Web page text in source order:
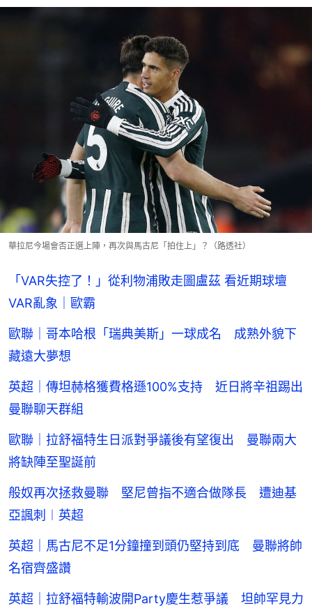
華拉尼今場會否正選上陣，再次與馬古尼「拍住上」？（路透社）
「VAR失控了！」從利物浦敗走圖盧茲 看近期球壇
VAR亂象｜歐霸
歐聯｜哥本哈根「瑞典美斯」一球成名 成熟外貌下
藏遠大夢想
英超｜傳坦赫格獲費格遜100%支持 近日將辛祖踢出
曼聯聊天群組
歐聯｜拉舒福特生日派對爭議後有望復出 曼聯兩大
將缺陣至聖誕前
般奴再次拯救曼聯 堅尼曾指不適合做隊長 遭迪基
亞諷刺︱英超
英超｜馬古尼不足1分鐘撞到頭仍堅持到底 曼聯將帥
名宿齊盛讚
英超｜拉舒福特輸波開Party慶生惹爭議 坦帥罕見力